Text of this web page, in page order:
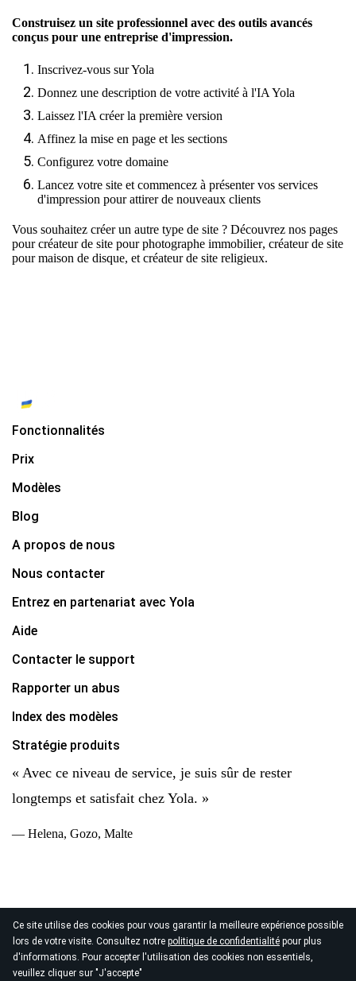
Ce site utilise des cookies pour vous garantir la meilleure expérience possible
lors de votre visite. Consultez notre politique de confidentialité pour plus
d'informations. Pour accepter l'utilisation des cookies non essentiels,
veuillez cliquer sur "J'accepte"
Construisez un site professionnel avec des outils avancés
conçus pour une entreprise d'impression.
Inscrivez-vous sur Yola
Donnez une description de votre activité à l'IA Yola
Laissez l'IA créer la première version
Affinez la mise en page et les sections
Configurez votre domaine
Lancez votre site et commencez à présenter vos services
d'impression pour attirer de nouveaux clients
Vous souhaitez créer un autre type de site ? Découvrez nos pages
pourcréateur de site pour photographe immobilier, créateur de site
pour maison de disque, et créateur de site religieux.
Fonctionnalités
Prix
Modèles
Blog
A propos de nous
Nous contacter
Entrez en partenariat avec Yola
Aide
Contacter le support
Rapporter un abus
Index des modèles
Stratégie produits
« Avec ce niveau de service, je suis sûr de rester
longtemps et satisfait chez Yola. »
— Helena, Gozo, Malte
© 2026
Copyright Yola Inc. Tous droits réservés.Politique de
confidentialité|Conditions d'utilisation